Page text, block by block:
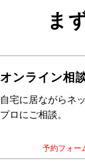
ま
オンライン相
自宅に居ながらネ
プロにご相談。
予約フォー